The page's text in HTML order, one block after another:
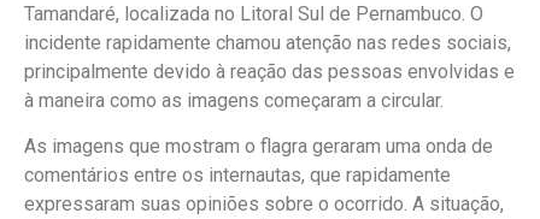
Tamandaré, localizada no Litoral Sul de Pernambuco. O
incidente rapidamente chamou atenção nas redes sociais,
principalmente devido à reação das pessoas envolvidas e
à maneira como as imagens começaram a circular.
As imagens que mostram o flagra geraram uma onda de
comentários entre os internautas, que rapidamente
expressaram suas opiniões sobre o ocorrido. A situação,